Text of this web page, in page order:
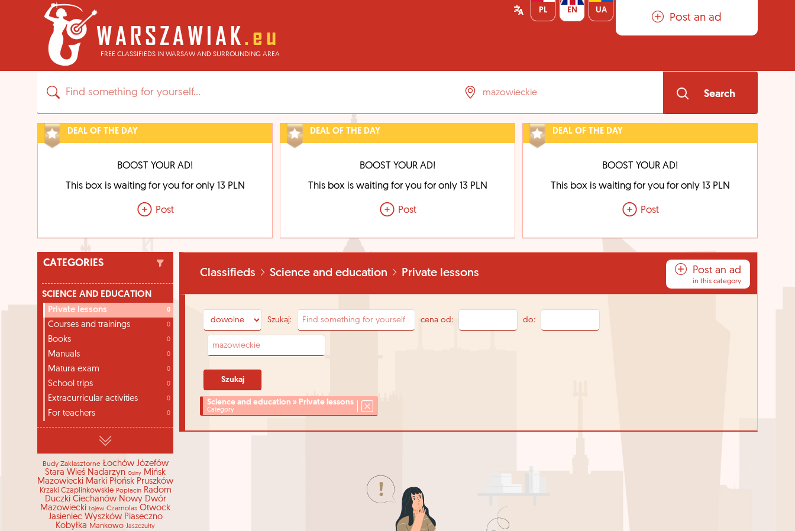
FREE CLASSIFIEDS IN WARSAW AND SURROUNDING AREA
Post an ad
PL EN UA
Search
DEAL OF THE DAY
BOOST YOUR AD!
This box is waiting for you for only 13 PLN
Post
DEAL OF THE DAY
BOOST YOUR AD!
This box is waiting for you for only 13 PLN
Post
DEAL OF THE DAY
BOOST YOUR AD!
This box is waiting for you for only 13 PLN
Post
CATEGORIES
SCIENCE AND EDUCATION
Private lessons 0
Courses and trainings 0
Books 0
Manuals 0
Matura exam 0
School trips 0
Extracurricular activities 0
For teachers 0
Budy Zaklasztorne Łochów Józefów
Stara Wieś Nadarzyn Osiny Mińsk
Mazowiecki Marki Płońsk Pruszków
Krzaki Czaplinkowskie Popłacin Radom
Duczki Ciechanów Nowy Dwór
Mazowiecki Łojew Czarnolas Otwock
Jasieniec Wyszków Piaseczno
Kobyłka Mańkowo Jaszczułty
Classifieds Science and education Private lessons Post an ad
in this category
Szukaj: cena od: do:
Science and education » Private lessons
Category